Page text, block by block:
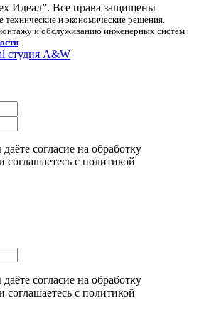
Идеал”. Все права защищены
технические и экономические решения.
и обслуживанию инженерных систем
студия A&W
согласие на обработку
с политикой
согласие на обработку
с политикой